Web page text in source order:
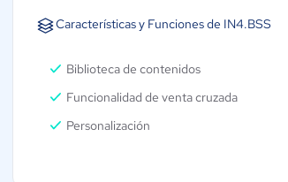
Características y Funciones de IN4.BSS
Biblioteca de contenidos
Funcionalidad de venta cruzada
Personalización